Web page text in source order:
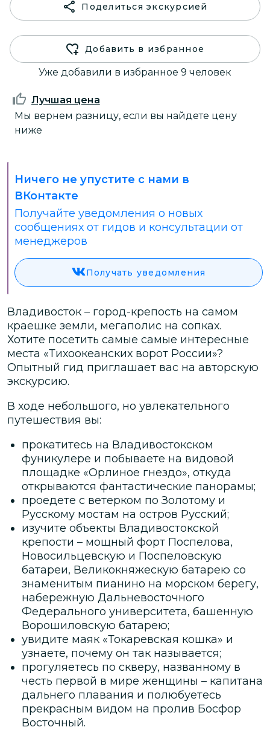
Поделиться экскурсией
Добавить в избранное
Уже добавили в избранное 9 человек
Лучшая цена
Мы вернем разницу, если вы найдете цену
ниже
Ничего не упустите с нами в
ВКонтакте
Получайте уведомления о новых
сообщениях от гидов и консультации от
менеджеров
Получать уведомления
Владивосток – город-крепость на самом
краешке земли, мегаполис на сопках.
Хотите посетить самые самые интересные
места «Тихоокеанских ворот России»?
Опытный гид приглашает вас на авторскую
экскурсию.
В ходе небольшого, но увлекательного
путешествия вы:
прокатитесь на Владивостокском
фуникулере и побываете на видовой
площадке «Орлиное гнездо», откуда
открываются фантастические панорамы;
проедете с ветерком по Золотому и
Русскому мостам на остров Русский;
изучите объекты Владивостокской
крепости – мощный форт Поспелова,
Новосильцевскую и Поспеловскую
батареи, Великокняжескую батарею со
знаменитым пианино на морском берегу,
набережную Дальневосточного
Федерального университета, башенную
Ворошиловскую батарею;
увидите маяк «Токаревская кошка» и
узнаете, почему он так называется;
прогуляетесь по скверу, названному в
честь первой в мире женщины – капитана
дальнего плавания и полюбуетесь
прекрасным видом на пролив Босфор
Восточный.